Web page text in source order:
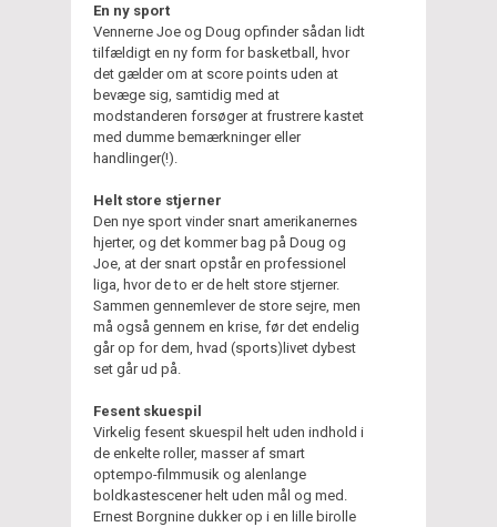
En ny sport
Vennerne Joe og Doug opfinder sådan lidt
tilfældigt en ny form for basketball, hvor
det gælder om at score points uden at
bevæge sig, samtidig med at
modstanderen forsøger at frustrere kastet
med dumme bemærkninger eller
handlinger(!).
Helt store stjerner
Den nye sport vinder snart amerikanernes
hjerter, og det kommer bag på Doug og
Joe, at der snart opstår en professionel
liga, hvor de to er de helt store stjerner.
Sammen gennemlever de store sejre, men
må også gennem en krise, før det endelig
går op for dem, hvad (sports)livet dybest
set går ud på.
Fesent skuespil
Virkelig fesent skuespil helt uden indhold i
de enkelte roller, masser af smart
optempo-filmmusik og alenlange
boldkastescener helt uden mål og med.
Ernest Borgnine dukker op i en lille birolle